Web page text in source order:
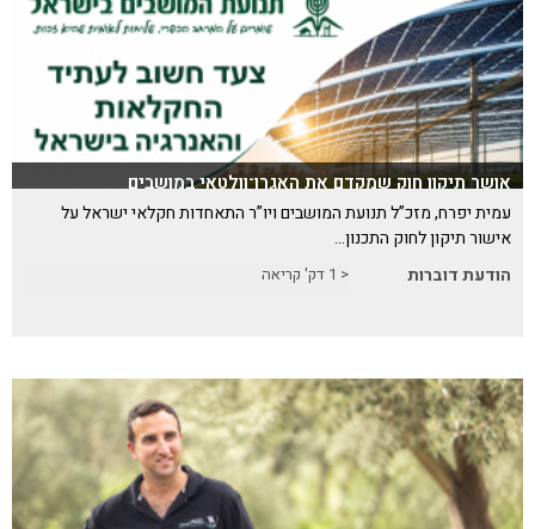
אושר תיקון חוק שמקדם את האגרו־וולטאי במושבים
עמית יפרח, מזכ”ל תנועת המושבים ויו”ר התאחדות חקלאי ישראל על
אישור תיקון לחוק התכנון…
הודעת דוברות
< 1 דק' קריאה